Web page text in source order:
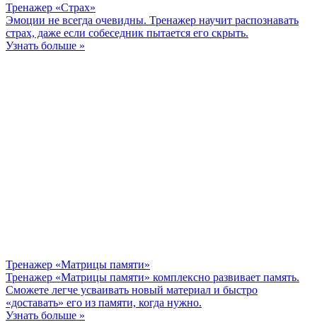
Тренажер «Страх»
Эмоции не всегда очевидны. Тренажер научит распознавать
страх, даже если собеседник пытается его скрыть.
Узнать больше »
Тренажер «Матрицы памяти»
Тренажер «Матрицы памяти» комплексно развивает память.
Сможете легче усваивать новый материал и быстро
«доставать» его из памяти, когда нужно.
Узнать больше »